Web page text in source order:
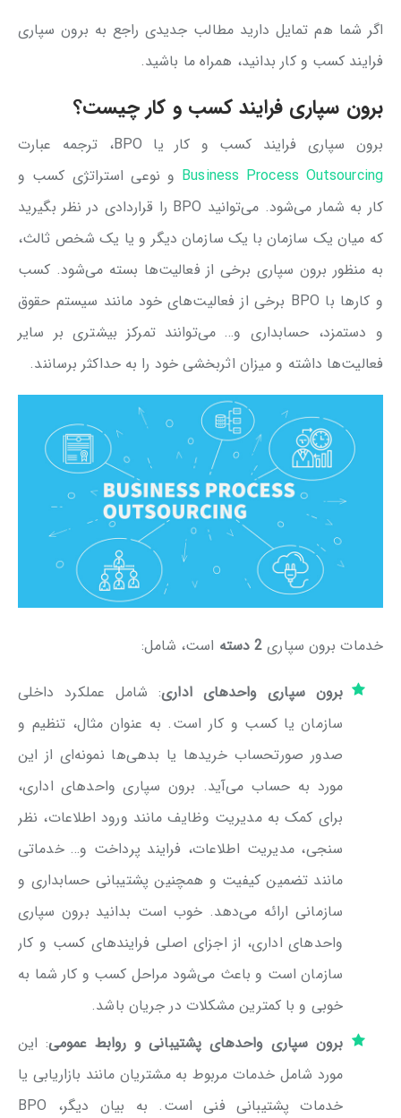
اگر شما هم تمایل دارید مطالب جدیدی راجع به برون سپاری
فرایند کسب و کار بدانید، همراه ما باشید.
برون سپاری فرایند کسب و کار چیست؟
برون سپاری فرایند کسب و کار یا BPO، ترجمه عبارت
Business Process Outsourcing و نوعی استراتژی کسب و
کار به شمار می‌شود. می‌توانید BPO را قراردادی در نظر بگیرید
که میان یک سازمان با یک سازمان دیگر و یا یک شخص ثالث،
به منظور برون سپاری برخی از فعالیت‌ها بسته می‌شود. کسب
و کارها با BPO برخی از فعالیت‌های خود مانند سیستم حقوق
و دستمزد، حسابداری و… می‌توانند تمرکز بیشتری بر سایر
فعالیت‌ها داشته و میزان اثربخشی خود را به حداکثر برسانند.
خدمات برون سپاری2 دسته است، شامل:
برون سپاری واحدهای اداری: شامل عملکرد داخلی
سازمان یا کسب و کار است. به عنوان مثال، تنظیم و
صدور صورتحساب خریدها یا بدهی‌ها نمونه‌ای از این
مورد به حساب می‌آید. برون سپاری واحدهای اداری،
برای کمک به مدیریت وظایف مانند ورود اطلاعات، نظر
سنجی، مدیریت اطلاعات، فرایند پرداخت و… خدماتی
مانند تضمین کیفیت و همچنین پشتیبانی حسابداری و
سازمانی ارائه می‌دهد. خوب است بدانید برون سپاری
واحدهای اداری، از اجزای اصلی فرایندهای کسب و کار
سازمان است و باعث می‌شود مراحل کسب و کار شما به
خوبی و با کمترین مشکلات در جریان باشد.
برون سپاری واحدهای پشتیبانی و روابط عمومی: این
مورد شامل خدمات مربوط به مشتریان مانند بازاریابی یا
خدمات پشتیبانی فنی است. به بیان دیگر، BPO